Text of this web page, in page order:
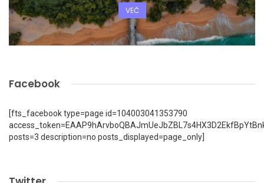
VEČ
Facebook
[fts_facebook type=page id=104003041353790
posts=3 description=no posts_displayed=page_only]